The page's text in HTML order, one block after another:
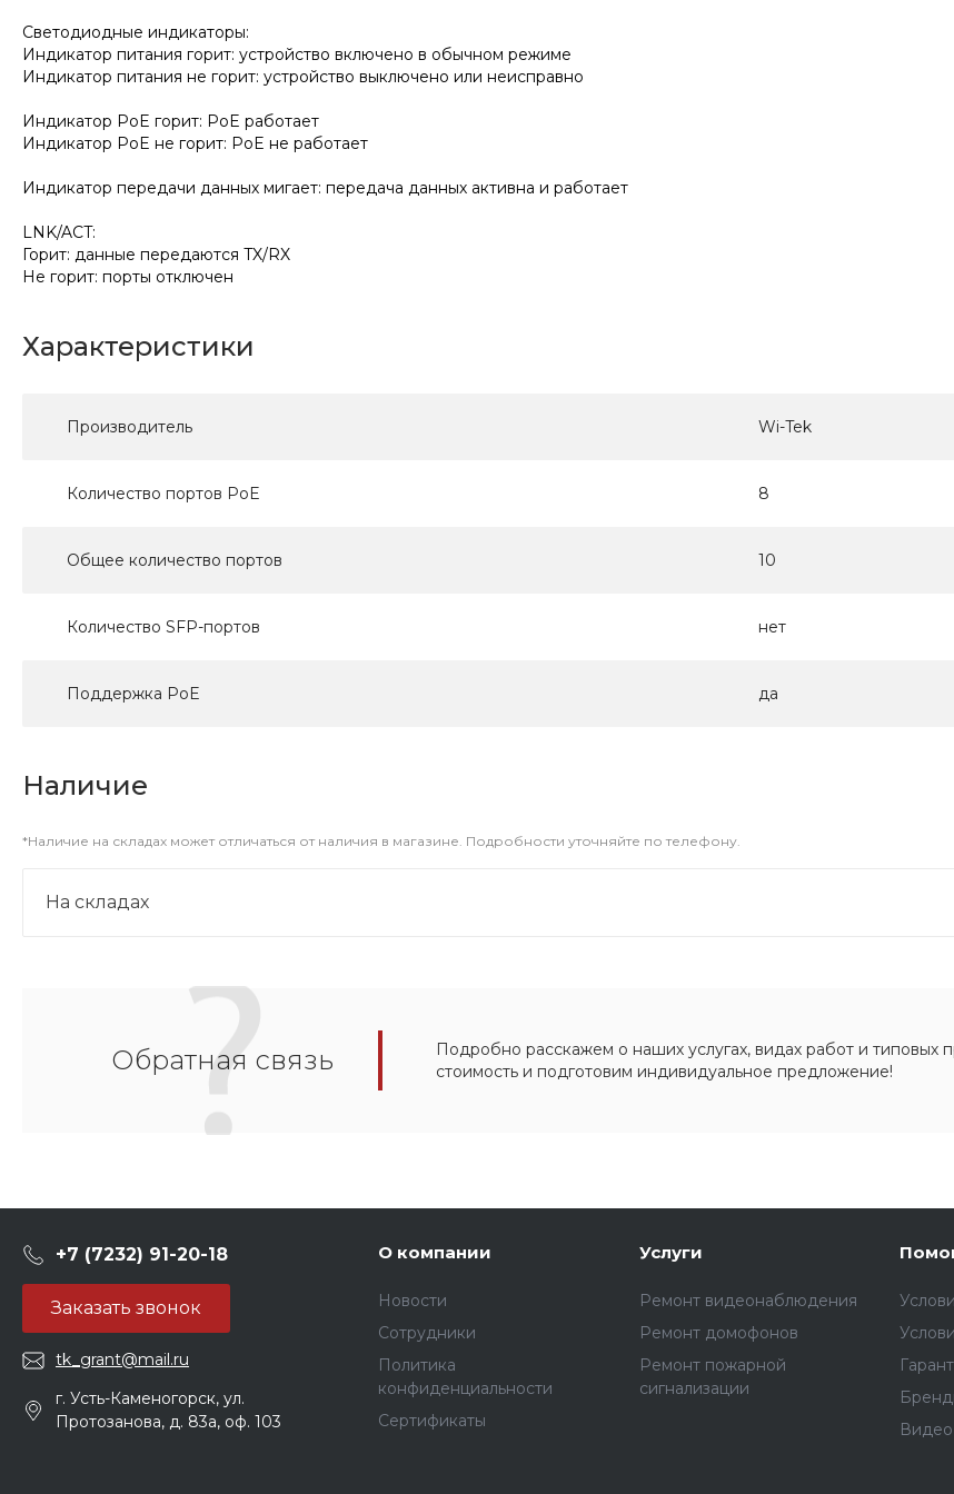
Светодиодные индикаторы:
Индикатор питания горит: устройство включено в обычном режиме
Индикатор питания не горит: устройство выключено или неисправно
Индикатор PoE горит: PoE работает
Индикатор PoE не горит: PoE не работает
Индикатор передачи данных мигает: передача данных активна и работает
LNK/ACT:
Горит: данные передаются TX/RX
Не горит: порты отключен
Характеристики
Производитель Wi-Tek
Количество портов PoE 8
Общее количество портов 10
Количество SFP-портов нет
Поддержка PoE да
Наличие
*Наличие на складах может отличаться от наличия в магазине. Подробности уточняйте по телефону.
На складах
Обратная связь
Подробно расскажем о наших услугах, видах работ и типовых
стоимость и подготовим индивидуальное предложение!
+7 (7232) 91-20-18
Заказать звонок
tk_grant@mail.ru
г. Усть-Каменогорск, ул.
Протозанова, д. 83а, оф. 103
О компании
Новости
Сотрудники
Политика
конфиденциальности
Сертификаты
Услуги
Ремонт видеонаблюдения
Ремонт домофонов
Ремонт пожарной
сигнализации